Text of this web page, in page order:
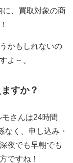
に、買取対象の商
かもしれないの
よ～。
すか？
さんは24時間
なく、申し込み・
夜でも早朝でも
ですね！